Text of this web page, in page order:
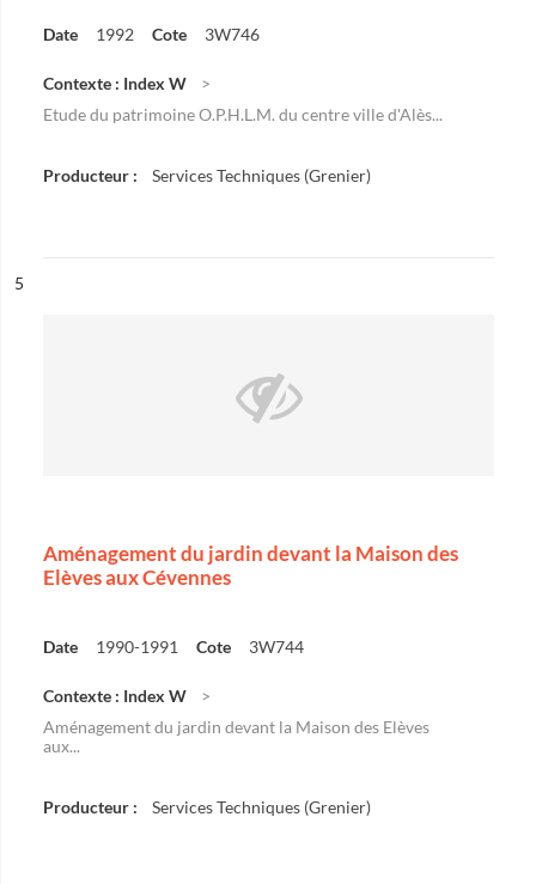
Date 1992 Cote 3W746
Contexte : Index W
Etude du patrimoine O.P.H.L.M. du centre ville d'Alès...
Producteur : Services Techniques (Grenier)
n°
5
Aménagement du jardin devant la Maison des
Elèves aux Cévennes
Date 1990-1991 Cote 3W744
Contexte : Index W
Aménagement du jardin devant la Maison des Elèves
aux...
Producteur : Services Techniques (Grenier)